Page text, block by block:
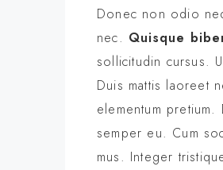
Donec non odio
nec. Quisque
sollicitudin cursus.
Duis mattis laoreet
elementum
semper eu. Cum
mus. Integer